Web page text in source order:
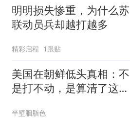
明明损失惨重，为什么苏
联动员兵却越打越多
精彩启程 1跟贴
美国在朝鲜低头真相：不
是打不动，是算清了这笔
半壁胭脂色